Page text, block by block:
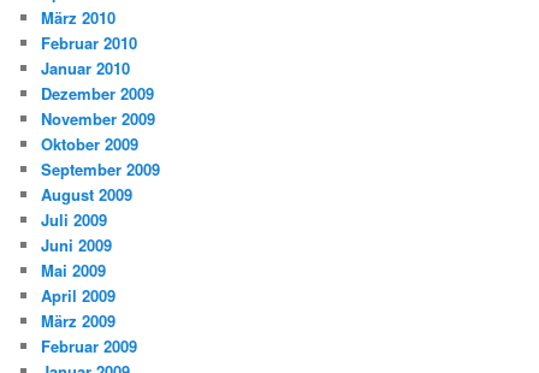
März 2010
Februar 2010
Januar 2010
Dezember 2009
November 2009
Oktober 2009
September 2009
August 2009
Juli 2009
Juni 2009
Mai 2009
April 2009
März 2009
Februar 2009